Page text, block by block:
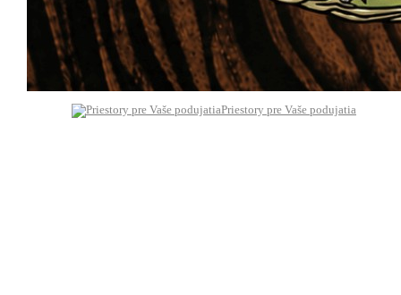
Priestory pre Vaše podujatia